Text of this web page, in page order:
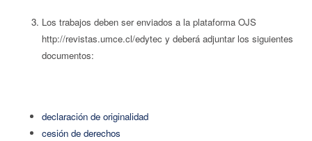
Los trabajos deben ser enviados a la plataforma OJS
http://revistas.umce.cl/edytec y deberá adjuntar los siguientes
documentos:
declaración de originalidad
cesión de derechos